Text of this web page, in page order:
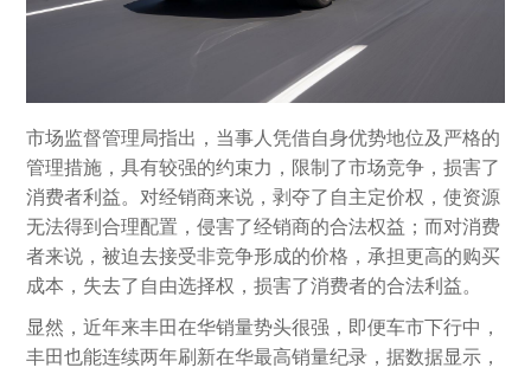
市场监督管理局指出，当事人凭借自身优势地位及严格的
管理措施，具有较强的约束力，限制了市场竞争，损害了
消费者利益。对经销商来说，剥夺了自主定价权，使资源
无法得到合理配置，侵害了经销商的合法权益；而对消费
者来说，被迫去接受非竞争形成的价格，承担更高的购买
成本，失去了自由选择权，损害了消费者的合法利益。
显然，近年来丰田在华销量势头很强，即便车市下行中，
丰田也能连续两年刷新在华最高销量纪录，据数据显示，